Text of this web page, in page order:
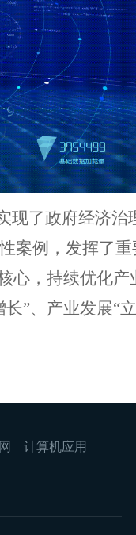
现了政府经济治
案例，发挥了重
心，持续优化
”、产业发展“
计算机应用